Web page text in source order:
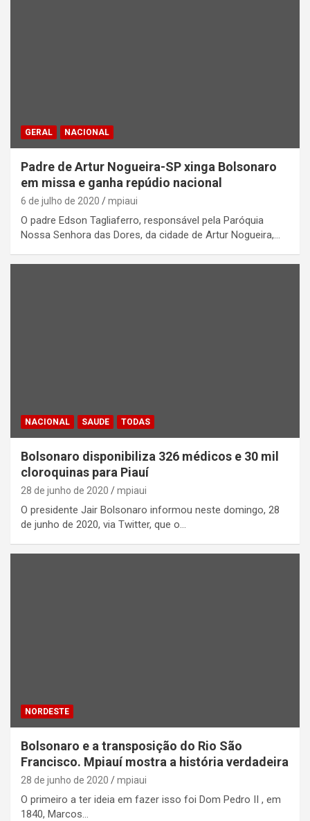
GERAL NACIONAL
Padre de Artur Nogueira-SP xinga Bolsonaro
em missa e ganha repúdio nacional
6 de julho de 2020 mpiaui
O padre Edson Tagliaferro, responsável pela Paróquia
Nossa Senhora das Dores, da cidade de Artur Nogueira,…
NACIONAL SAUDE TODAS
Bolsonaro disponibiliza 326 médicos e 30 mil
cloroquinas para Piauí
28 de junho de 2020 mpiaui
O presidente Jair Bolsonaro informou neste domingo, 28
de junho de 2020, via Twitter, que o…
NORDESTE
Bolsonaro e a transposição do Rio São
Francisco. Mpiauí mostra a história verdadeira
28 de junho de 2020 mpiaui
O primeiro a ter ideia em fazer isso foi Dom Pedro II , em
1840, Marcos…